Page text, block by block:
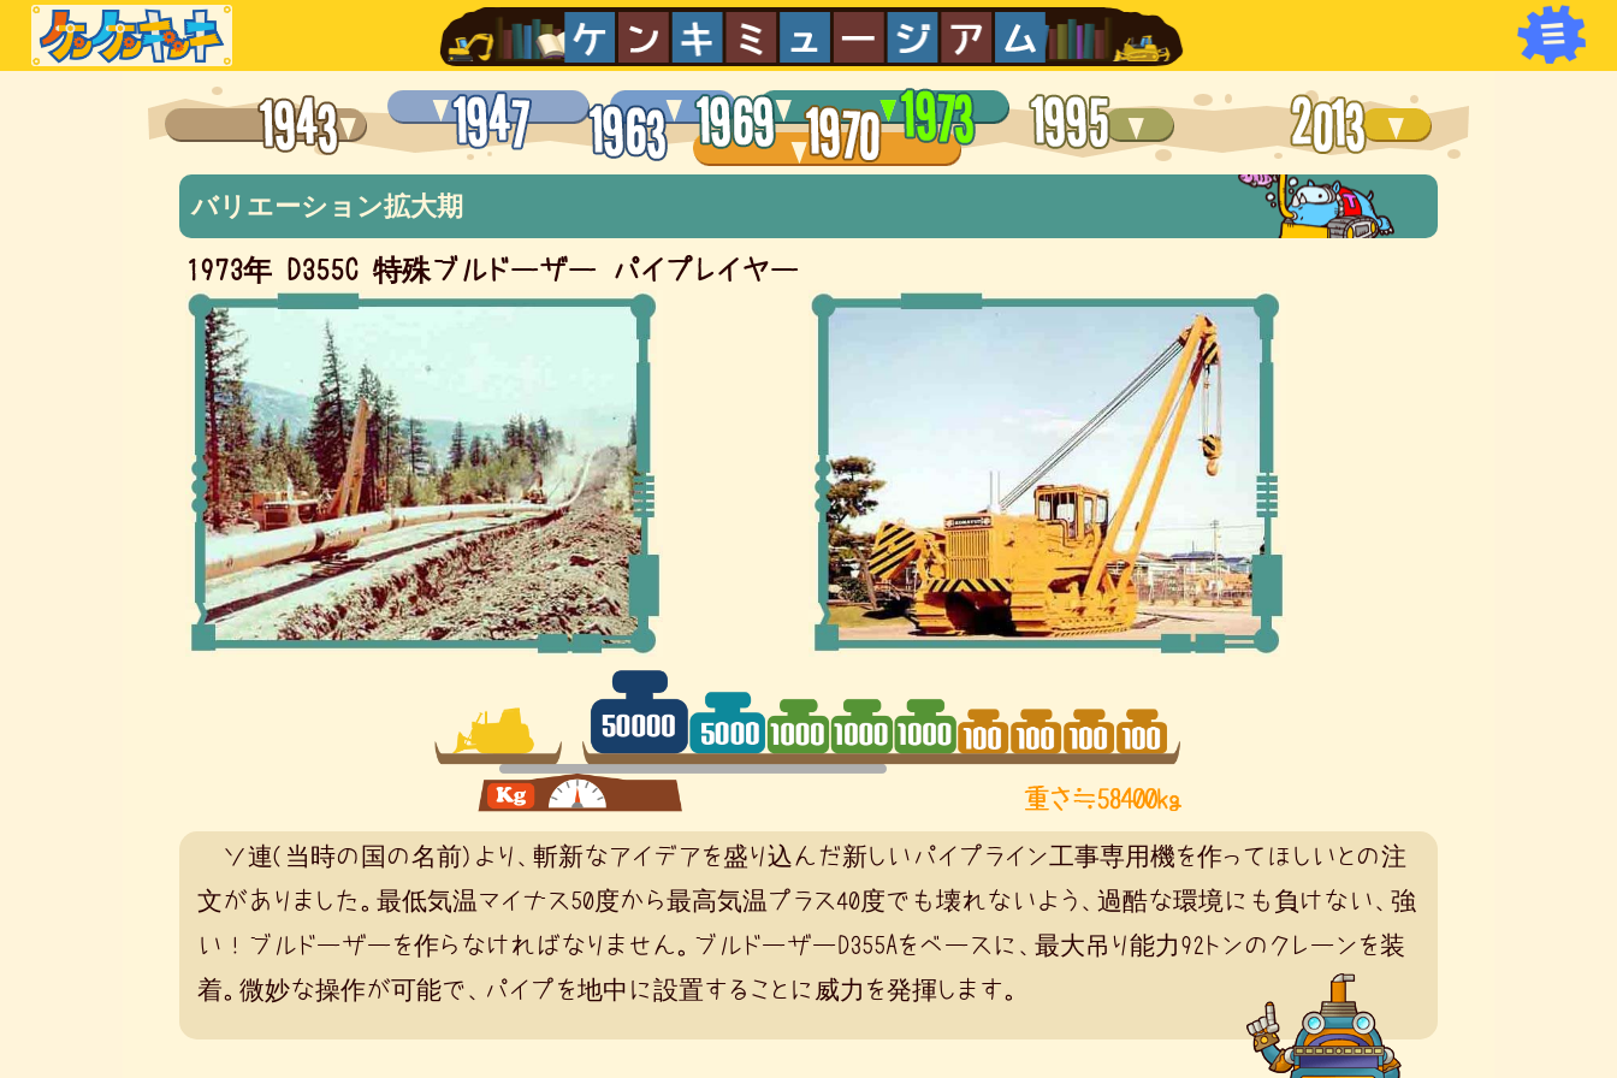
バリエーション拡大期
1973年 D355C 特殊ブルドーザー パイプレイヤー
ソ連(当時の国の名前)より、斬新なアイデアを盛り込んだ新しいパイプライン工事専用機を作ってほしいとの注
文がありました。最低気温マイナス50度から最高気温プラス40度でも壊れないよう、過酷な環境にも負けない、強
い！ブルドーザーを作らなければなりません。ブルドーザーD355Aをベースに、最大吊り能力92トンのクレーンを装
着。 微妙な操作が可能で、パイプを地中に設置することに威力を発揮します。